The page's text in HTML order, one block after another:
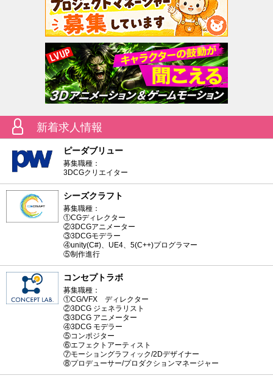
新着求人情報
ピーダブリュー
募集職種：
3DCGクリエイター
シーズクラフト
募集職種：
①CGディレクター
②3DCGアニメーター
③3DCGモデラー
④unity(C#)、UE4、5(C++)プログラマー
⑤制作進行
コンセプトラボ
募集職種：
①CG/VFX ディレクター
②3DCG ジェネラリスト
③3DCG アニメーター
④3DCG モデラー
⑤コンポジター
⑥エフェクトアーティスト
⑦モーショングラフィック/2Dデザイナー
⑧プロデューサー/プロダクションマネージャー